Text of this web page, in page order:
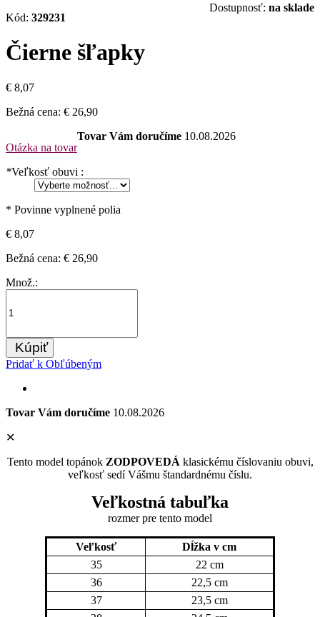
Kód: 329231
Dostupnosť: na sklade
Čierne šľapky
€ 8,07
Bežná cena: € 26,90
Otázka na tovar
Tovar Vám doručíme 10.08.2026
*Veľkosť obuvi :
* Povinne vyplnené polia
€ 8,07
Bežná cena: € 26,90
Množ.:
Kúpiť
Pridať k Obľúbeným
Tovar Vám doručíme 10.08.2026
✕
Tento model topánok ZODPOVEDÁ klasickému číslovaniu obuvi,
veľkosť sedí Vášmu štandardnému číslu.
Veľkostná tabuľka
rozmer pre tento model
Veľkosť
Dĺžka v cm
35
22 cm
36
22,5 cm
37
23,5 cm